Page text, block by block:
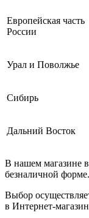
Европейская часть
России
Урал и Поволжье
Сибирь
Дальний Восток
В нашем магазине
безналичной форме.
Выбор
в Интернет-